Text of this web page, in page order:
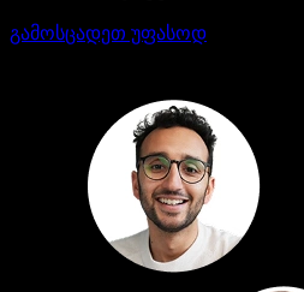
გამოსცადეთ უფასოდ